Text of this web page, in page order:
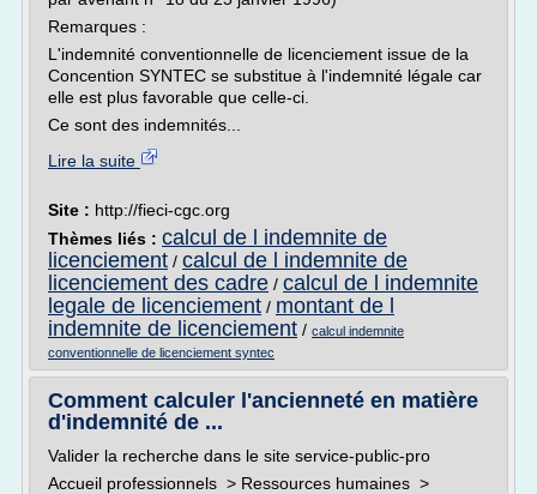
Remarques :
L'indemnité conventionnelle de licenciement issue de la
Concention SYNTEC se substitue à l'indemnité légale car
elle est plus favorable que celle-ci.
Ce sont des indemnités...
Lire la suite
Site : http://fieci-cgc.org
Thèmes liés : calcul de l indemnite de
licenciement / calcul de l indemnite de
licenciement des cadre / calcul de l indemnite
legale de licenciement / montant de l
indemnite de licenciement / calcul indemnite
conventionnelle de licenciement syntec
Comment calculer l'ancienneté en matière
d'indemnité de ...
Valider la recherche dans le site service-public-pro
Accueil professionnels > Ressources humaines >